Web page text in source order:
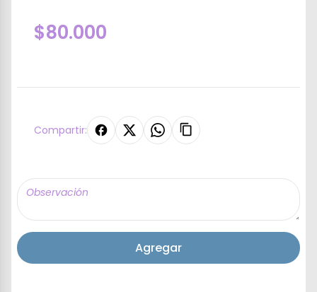
$80.000
Compartir:
Agregar